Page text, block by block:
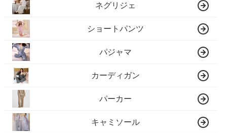
ネグリジェ
ショートパンツ
パジャマ
カーディガン
パーカー
キャミソール